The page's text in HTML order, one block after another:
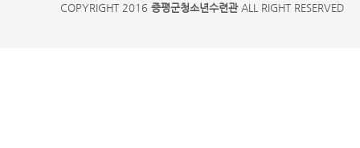
COPYRIGHT 2016 증평군청소년수련관ALL RIGHT RESERVED